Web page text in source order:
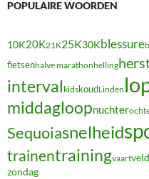
POPULAIRE WOORDEN
10K20K21K25K30Kblessure
fietsenhalve marathon helling
interval kidskoudLinden
middagloopnuchter
Sequoiasnelheid
trainentrainingvaart
zondag